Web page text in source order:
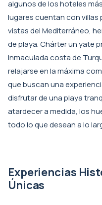
algunos de los hoteles
lugares cuentan con
vistas del Mediterráneo,
de playa. Chárter un yate
inmaculada costa de
relajarse en la máxima
que buscan una
disfrutar de una playa
atardecer a medida, los
todo lo que desean a lo
Experiencias
Únicas